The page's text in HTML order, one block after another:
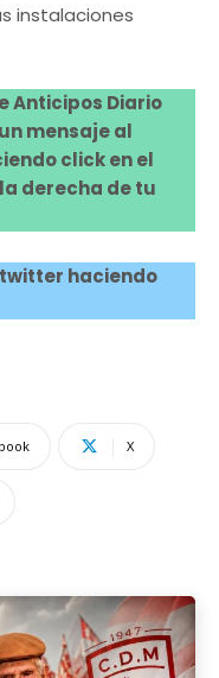
instalaciones
Anticipos Diario
mensaje al
click en el
derecha de tu
haciendo
X